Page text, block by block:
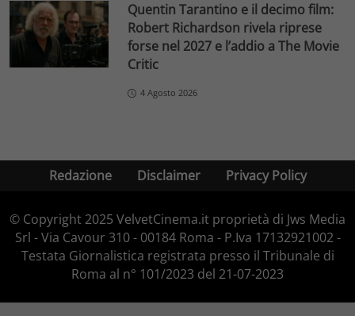
Quentin Tarantino e il decimo film:
Robert Richardson rivela riprese
forse nel 2027 e l’addio a The Movie
Critic
4 Agosto 2026
Redazione Disclaimer Privacy Policy
© Copyright 2025 VelvetCinema.it proprietà di Jws Media
Srl - Via Cavour 310 - 00184 Roma - P.Iva 17132921002 -
Testata Giornalistica registrata presso il Tribunale di
Roma al n° 101/2023 del 21-07-2023